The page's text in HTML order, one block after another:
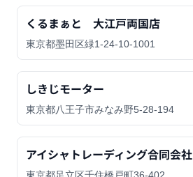
くるまぁと 大江戸両国店
東京都墨田区緑1-24-10-1001
しきじモーター
東京都八王子市みなみ野5-28-194
アイシャトレーディング合同会社